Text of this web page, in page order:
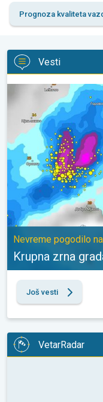
Prognoza kvaliteta
Vesti
Krupna zrna grada u
Nevreme pogodilo
Krupna zrna
Još vesti
VetarRadar